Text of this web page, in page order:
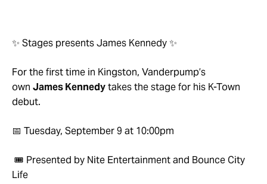
✨ Stages presents James Kennedy ✨
For the first time in Kingston, Vanderpump’s
own James Kennedytakes the stage for his K-Town
debut.
📅 Tuesday, September 9 at 10:00pm
🎟️ Presented by Nite Entertainment and Bounce City
Life